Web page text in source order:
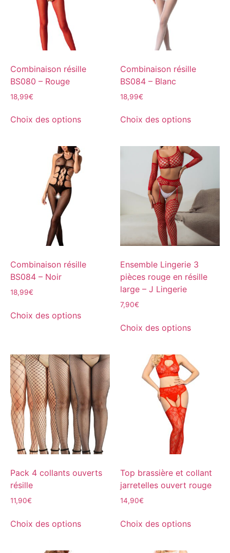
Combinaison résille
BS080 – Rouge
18,99€
Choix des options
Combinaison résille
BS084 – Blanc
18,99€
Choix des options
Combinaison résille
BS084 – Noir
18,99€
Choix des options
Ensemble Lingerie 3
pièces rouge en résille
large – J Lingerie
7,90€
Choix des options
Pack 4 collants ouverts
résille
11,90€
Choix des options
Top brassière et collant
jarretelles ouvert rouge
14,90€
Choix des options